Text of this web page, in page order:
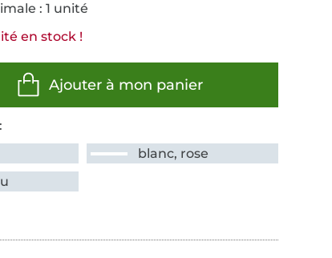
: 1 unité
en stock !
Ajouter à mon panier
blanc, rose